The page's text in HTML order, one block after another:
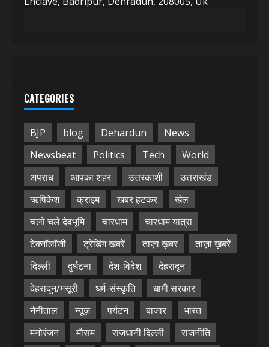
CATEGORIES
BJP blog Dehardun
News
Newsbeat
Politics Tech
World
अपराध
आपका शहर उत्तरकाशी
उत्तराखंड
ऋषिकेश
क्राइम खबर हटकर
खेल
चलो चले देवभूमि
चारधाम
चारधाम यात्रा
टेक्नॉलॉजी
ट्रेंडिंग खबरें ताज़ा ख़बर
ताज़ा ख़बरें
दिल्ली
दुर्घटना देश-विदेश
देहरादून
देहरादून/मसूरी
धर्म-संस्कृति
धामी सरकार
नैनीताल
न्यूज़ पर्यटन बाजार
भारत
मनोरंजन
मौसम राजधानी दिल्ली
राजनीति